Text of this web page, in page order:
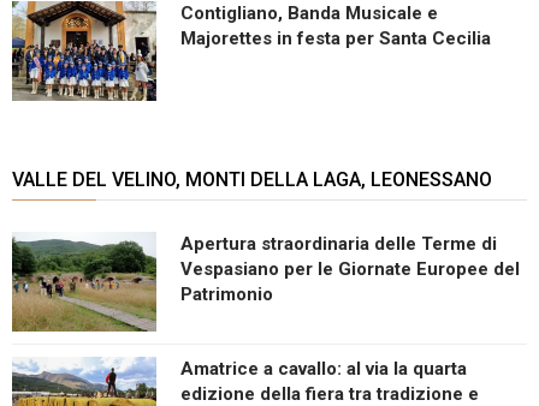
Contigliano, Banda Musicale e
Majorettes in festa per Santa Cecilia
VALLE DEL VELINO, MONTI DELLA LAGA, LEONESSANO
Apertura straordinaria delle Terme di
Vespasiano per le Giornate Europee del
Patrimonio
Amatrice a cavallo: al via la quarta
edizione della fiera tra tradizione e